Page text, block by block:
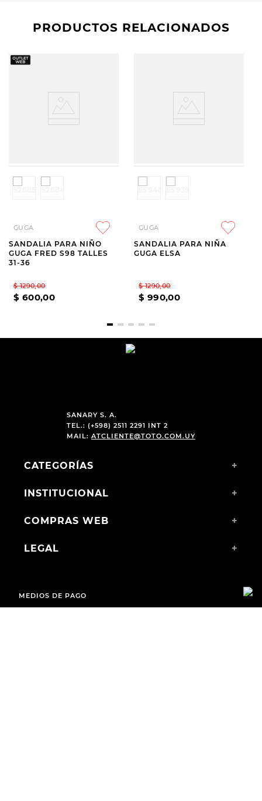
PRODUCTOS RELACIONADOS
GUGA
SANDALIA PARA NIÑO
GUGA FRED S98 TALLES
31-36
$ 1290,00
$ 600,00
GUGA
SANDALIA PARA NIÑA
GUGA ELSA
$ 1290,00
$ 990,00
SANARY S. A.
TEL.: (+598) 2511 2291 INT 2
MAIL: ATCLIENTE@TOTO.COM.UY
CATEGORÍAS +
INSTITUCIONAL +
COMPRAS WEB +
LEGAL +
MEDIOS DE PAGO